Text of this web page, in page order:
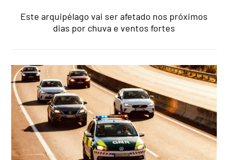
Este arquipélago vai ser afetado nos próximos
dias por chuva e ventos fortes